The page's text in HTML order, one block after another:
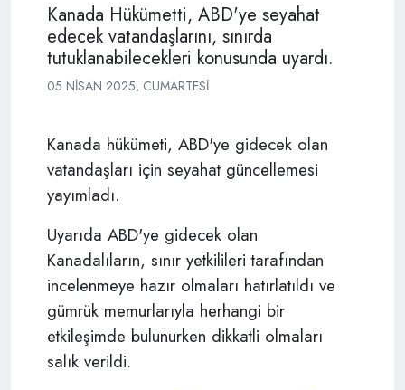
Kanada Hükümetti, ABD'ye seyahat
edecek vatandaşlarını, sınırda
tutuklanabilecekleri konusunda uyardı.
05 NISAN 2025, CUMARTESI
Kanada hükümeti, ABD'ye gidecek olan
vatandaşları için seyahat güncellemesi
yayımladı.
Uyarıda ABD'ye gidecek olan
Kanadalıların, sınır yetkilileri tarafından
incelenmeye hazır olmaları hatırlatıldı ve
gümrük memurlarıyla herhangi bir
etkileşimde bulunurken dikkatli olmaları
salık verildi.